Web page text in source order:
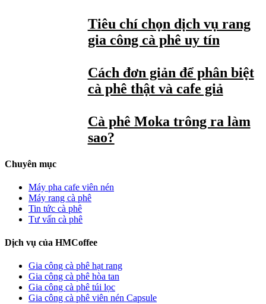
Tiêu chí chọn dịch vụ rang
gia công cà phê uy tín
Cách đơn giản để phân biệt
cà phê thật và cafe giả
Cà phê Moka trông ra làm
sao?
Chuyên mục
Máy pha cafe viên nén
Máy rang cà phê
Tin tức cà phê
Tư vấn cà phê
Dịch vụ của HMCoffee
Gia công cà phê hạt rang
Gia công cà phê hòa tan
Gia công cà phê túi lọc
Gia công cà phê viên nén Capsule